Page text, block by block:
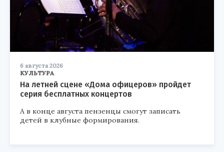
6 августа 2026
КУЛЬТУРА
На летней сцене «Дома офицеров» пройдет
серия бесплатных концертов
А в конце августа пензенцы смогут записать
детей в клубные формирования.